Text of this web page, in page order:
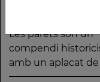
Les parets són un
compendi
amb un aplacat de
precisament al forn
soterrani